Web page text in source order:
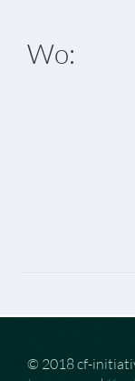
Wo:
© 2018 cf-